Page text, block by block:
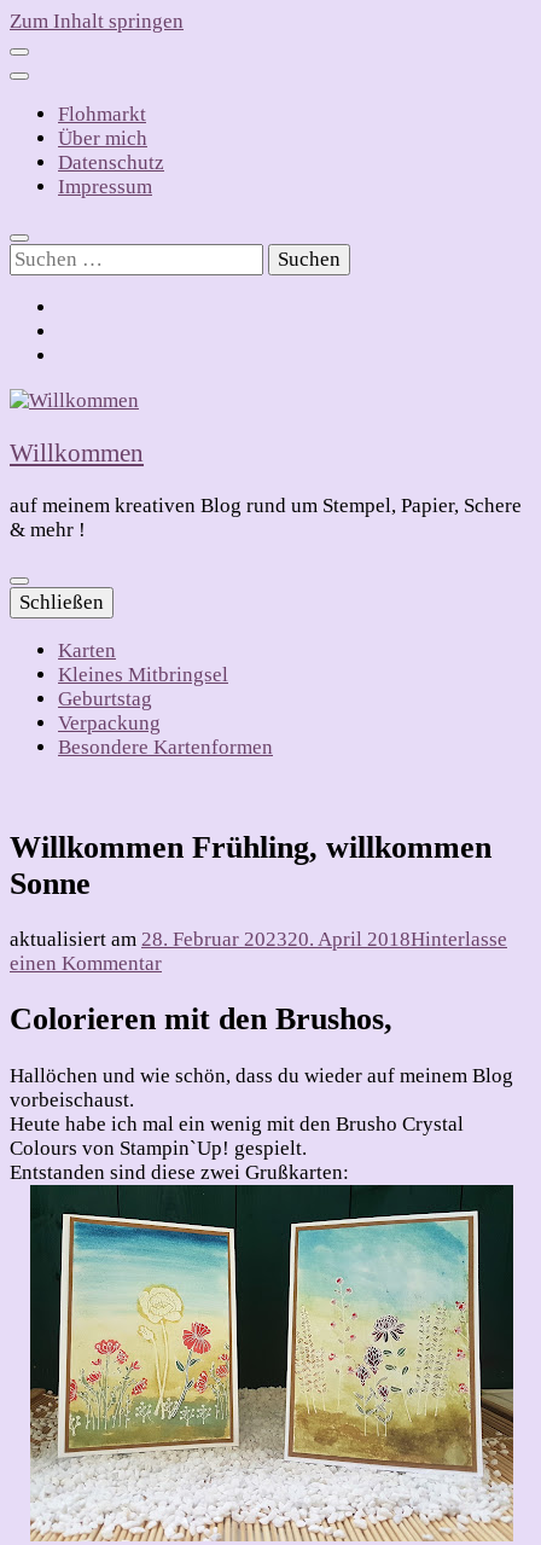
Zum Inhalt springen
Flohmarkt
Über mich
Datenschutz
Impressum
Suchen
nach:
Willkommen
auf meinem kreativen Blog rund um Stempel, Papier, Schere
& mehr !
Schließen
Karten
Kleines Mitbringsel
Geburtstag
Verpackung
Besondere Kartenformen
Willkommen Frühling, willkommen
Sonne
aktualisiert am 28. Februar 202320. April 2018Hinterlasse
einen Kommentarzu
Frühling,
willkommen
Colorieren mit den Brushos,
Hallöchen und wie schön, dass du wieder auf meinem Blog
vorbeischaust.
Heute habe ich mal ein wenig mit den Brusho Crystal
Colours von Stampin`Up! gespielt.
Entstanden sind diese zwei Grußkarten: